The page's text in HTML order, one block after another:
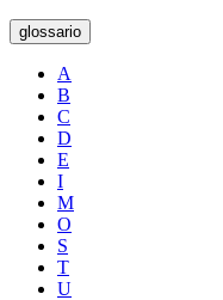
glossario
A
B
C
D
E
I
M
O
S
T
U